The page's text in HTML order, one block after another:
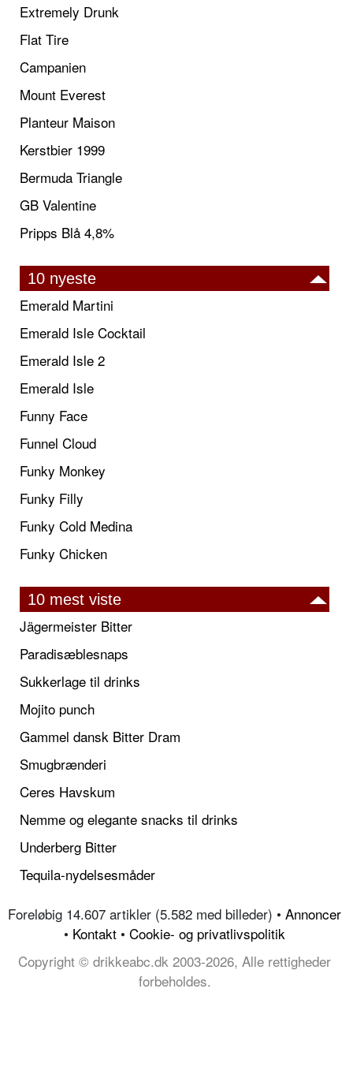
Extremely Drunk
Flat Tire
Campanien
Mount Everest
Planteur Maison
Kerstbier 1999
Bermuda Triangle
GB Valentine
Pripps Blå 4,8%
10 nyeste
Emerald Martini
Emerald Isle Cocktail
Emerald Isle 2
Emerald Isle
Funny Face
Funnel Cloud
Funky Monkey
Funky Filly
Funky Cold Medina
Funky Chicken
10 mest viste
Jägermeister Bitter
Paradisæblesnaps
Sukkerlage til drinks
Mojito punch
Gammel dansk Bitter Dram
Smugbrænderi
Ceres Havskum
Nemme og elegante snacks til drinks
Underberg Bitter
Tequila-nydelsesmåder
Foreløbig 14.607 artikler (5.582 med billeder) • Annoncer
• Kontakt • Cookie- og privatlivspolitik
Copyright © drikkeabc.dk 2003-2026, Alle rettigheder
forbeholdes.